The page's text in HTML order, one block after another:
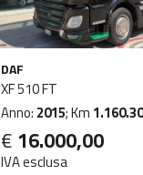
DAF
XF 510 FT
Anno: 2015; Km
€ 16.000,00
IVA esclusa